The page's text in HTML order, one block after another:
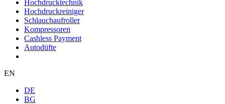
Hochdrucktechnik
Hochdruckreiniger
Schlauchaufroller
Kompressoren
Cashless Payment
Autodüfte
EN
DE
BG